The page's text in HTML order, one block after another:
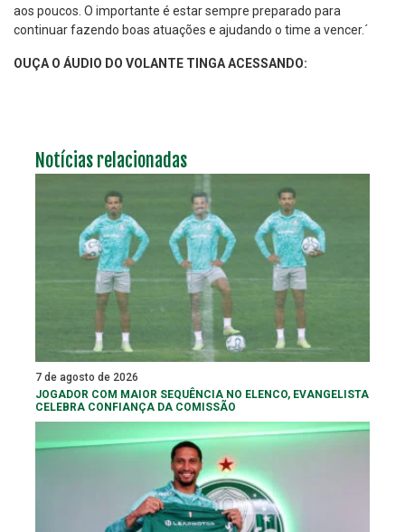
aos poucos. O importante é estar sempre preparado para
continuar fazendo boas atuações e ajudando o time a vencer.´
OUÇA O ÁUDIO DO VOLANTE TINGA ACESSANDO:
Notícias relacionadas
7 de agosto de 2026
JOGADOR COM MAIOR SEQUÊNCIA NO ELENCO, EVANGELISTA
CELEBRA CONFIANÇA DA COMISSÃO